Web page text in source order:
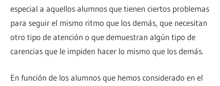
especial a aquellos alumnos que tienen ciertos problemas
para seguir el mismo ritmo que los demás, que necesitan
otro tipo de atención o que demuestran algún tipo de
carencias que le impiden hacer lo mismo que los demás.
En función de los alumnos que hemos considerado en el